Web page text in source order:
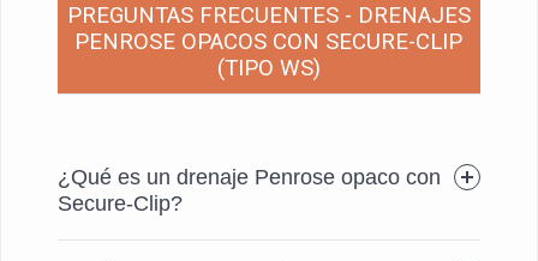
PREGUNTAS FRECUENTES - DRENAJES
PENROSE OPACOS CON SECURE-CLIP
(TIPO WS)
¿Qué es un drenaje Penrose opaco con
Secure-Clip?